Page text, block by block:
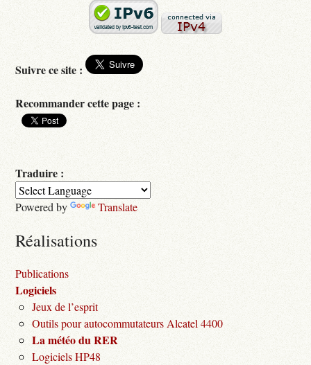
Suivre ce site :
Recommander cette page :
Traduire :
Powered by Translate
Réalisations
Publications
Logiciels
Jeux de l’esprit
Outils pour autocommutateurs Alcatel 4400
La météo du RER
Logiciels HP48